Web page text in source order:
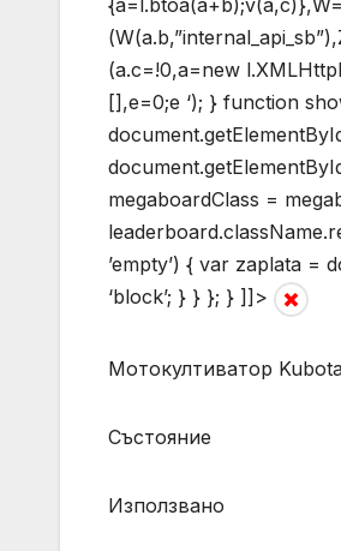
(a.c=!0,a=new
[],e=0;e ‘); } function
megaboardClass =
’empty’) { var zaplata =
‘block’; } } }; } ]]>
Мотокултиватор
Състояние
Използвано